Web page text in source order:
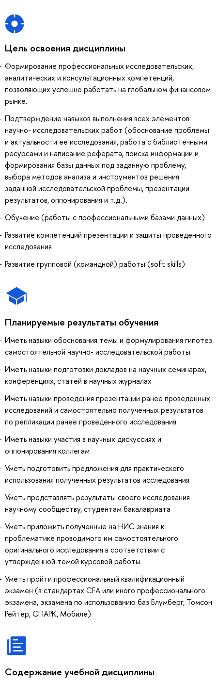
Цель освоения дисциплины
Формирование профессиональных исследовательских,
аналитических и консультационных компетенций,
позволяющих успешно работать на глобальном финансовом
рынке.
Подтверждение навыков выполнения всех элементов
научно- исследовательских работ (обоснование проблемы
и актуальности ее исследования, работа с библиотечными
ресурсами и написание реферата, поиска информации и
формирования базы данных под заданную проблему,
выбора методов анализа и инструментов решения
заданной исследовательской проблемы, презентации
результатов, оппонирования и т.д.).
Обучение (работы с профессиональными базами данных)
Развитие компетенций презентации и защиты проведенного
исследования
Развитие групповой (командной) работы (soft skills)
Планируемые результаты обучения
Иметь навыки обоснования темы и формулирования гипотез
самостоятельной научно- исследовательской работы
Иметь навыки подготовки докладов на научных семинарах,
конференциях, статей в научных журналах
Иметь навыки проведения презентации ранее проведенных
исследований и самостоятельно полученных результатов
по репликации ранее проведенного исследования
Иметь навыки участия в научных дискуссиях и
оппонирования коллегам
Уметь подготовить предложения для практического
использования полученных результатов исследования
Уметь представлять результаты своего исследования
научному сообществу, студентам бакалавриата
Уметь приложить полученные на НИС знания к
проблематике проводимого им самостоятельного
оригинального исследования в соответствии с
утвержденной темой курсовой работы
Уметь пройти профессиональный квалификационный
экзамен (в стандартах CFA или иного профессионального
экзамена, экзамена по использованию баз Блумберг, Томсон
Рейтер, СПАРК, Мобиле)
Содержание учебной дисциплины